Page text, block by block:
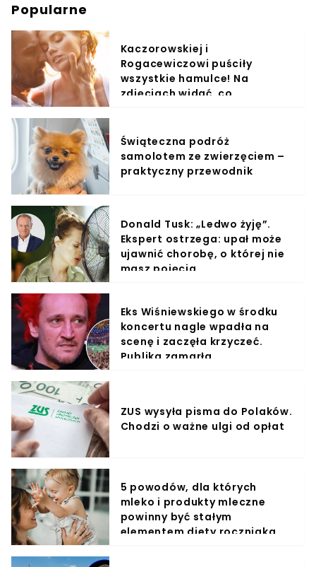
Popularne
Kaczorowskiej i
Rogacewiczowi puściły
wszystkie hamulce! Na
zdjęciach widać, co
Świąteczna podróż
samolotem ze zwierzęciem –
praktyczny przewodnik
Donald Tusk: „Ledwo żyję”.
Ekspert ostrzega: upał może
ujawnić chorobę, o której nie
masz pojęcia
Eks Wiśniewskiego w środku
koncertu nagle wpadła na
scenę i zaczęła krzyczeć.
Publika zamarła
ZUS wysyła pisma do Polaków.
Chodzi o ważne ulgi od opłat
5 powodów, dla których
mleko i produkty mleczne
powinny być stałym
elementem diety roczniaka